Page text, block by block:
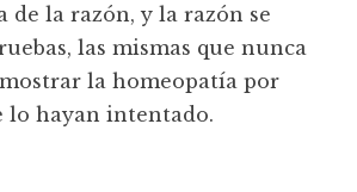
de la razón, y la razón se
las mismas que nunca
la homeopatía por
lo hayan intentado.